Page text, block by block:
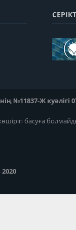
№11837-Ж куәлігі
басуға